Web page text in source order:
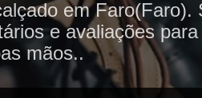
em Faro(Faro).
e avaliações
mãos..